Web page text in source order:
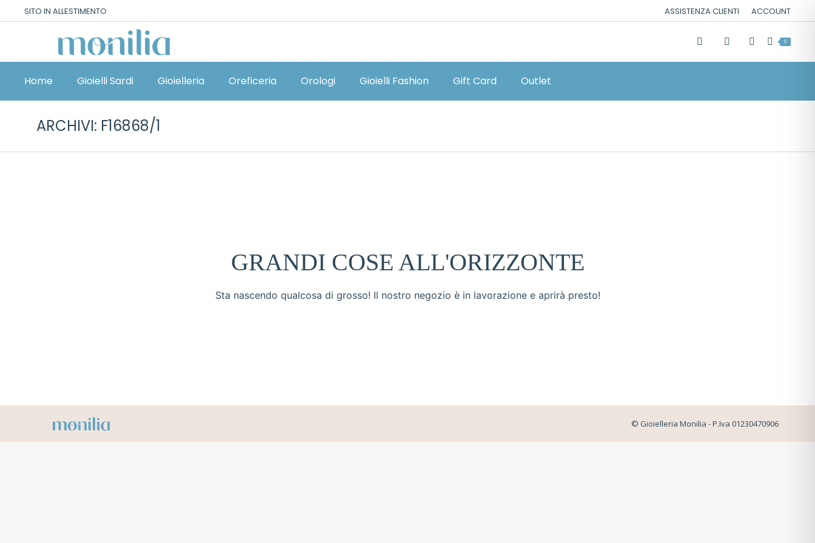
SITO IN ALLESTIMENTO ASSISTENZA CLIENTI ACCOUNT
0
Home Gioielli Sardi Gioielleria Oreficeria Orologi Gioielli Fashion Gift Card Outlet
ARCHIVI: F16868/1
GRANDI COSE ALL'ORIZZONTE
Sta nascendo qualcosa di grosso! Il nostro negozio è in lavorazione e aprirà presto!
© Gioielleria Monilia - P.Iva 01230470906